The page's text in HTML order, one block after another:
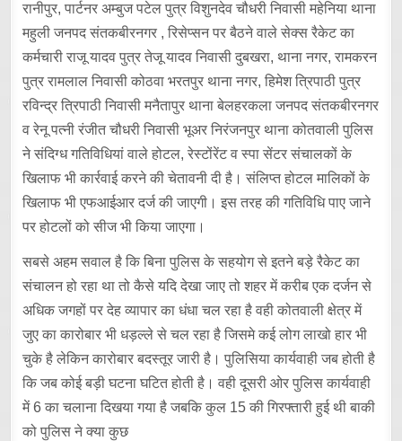
रानीपुर, पार्टनर अम्बुज पटेल पुत्र विशुनदेव चौधरी निवासी महेनिया थाना
महुली जनपद संतकबीरनगर , रिसेप्सन पर बैठने वाले सेक्स रैकेट का
कर्मचारी राजू यादव पुत्र तेजू यादव निवासी दुबखरा, थाना नगर, रामकरन
पुत्र रामलाल निवासी कोठवा भरतपुर थाना नगर, हिमेश त्रिपाठी पुत्र
रविन्द्र त्रिपाठी निवासी मनैतापुर थाना बेलहरकला जनपद संतकबीरनगर
व रेनू पत्नी रंजीत चौधरी निवासी भूअर निरंजनपुर थाना कोतवाली पुलिस
ने संदिग्ध गतिविधियां वाले होटल, रेस्टोंरेंट व स्पा सेंटर संचालकों के
खिलाफ भी कार्रवाई करने की चेतावनी दी है। संलिप्त होटल मालिकों के
खिलाफ भी एफआईआर दर्ज की जाएगी। इस तरह की गतिविधि पाए जाने
पर होटलों को सीज भी किया जाएगा।
सबसे अहम सवाल है कि बिना पुलिस के सहयोग से इतने बड़े रैकेट का
संचालन हो रहा था तो कैसे यदि देखा जाए तो शहर में करीब एक दर्जन से
अधिक जगहों पर देह व्यापार का धंधा चल रहा है वही कोतवाली क्षेत्र में
जुए का कारोबार भी धड़ल्ले से चल रहा है जिसमे कई लोग लाखो हार भी
चुके है लेकिन कारोबार बदस्तूर जारी है। पुलिसिया कार्यवाही जब होती है
कि जब कोई बड़ी घटना घटित होती है। वही दूसरी ओर पुलिस कार्यवाही
में 6 का चलाना दिखया गया है जबकि कुल 15 की गिरफ्तारी हुई थी बाकी
को पुलिस ने क्या कुछ